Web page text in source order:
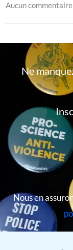
Aucun
Ne
Nous en